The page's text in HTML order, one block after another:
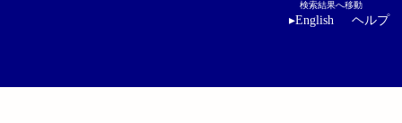
検索結果へ移動
▸English ヘルプ